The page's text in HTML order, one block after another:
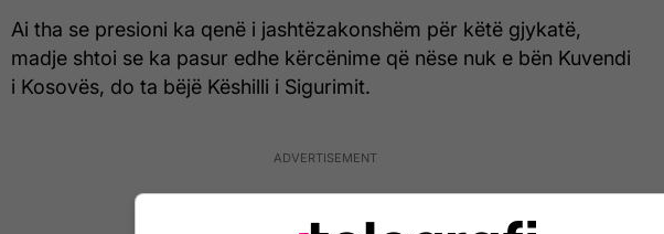
Ai tha se presioni ka qenë i jashtëzakonshëm për këtë gjykatë,
madje shtoi se ka pasur edhe kërcënime që nëse nuk e bën Kuvendi
i Kosovës, do ta bëjë Këshilli i Sigurimit.